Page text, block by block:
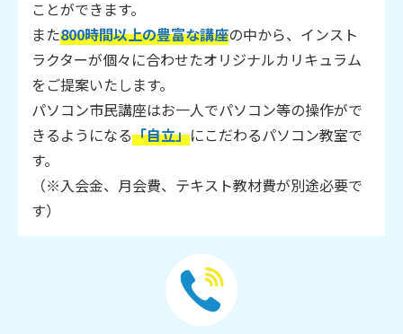
ことができます。
また800時間以上の豊富な講座の中から、インスト
ラクターが個々に合わせたオリジナルカリキュラム
をご提案いたします。
パソコン市民講座はお一人でパソコン等の操作がで
きるようになる「自立」にこだわるパソコン教室で
す。
（※入会金、月会費、テキスト教材費が別途必要で
す）